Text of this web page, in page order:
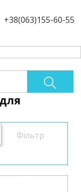
+38(063)155-60-55
Фільтр